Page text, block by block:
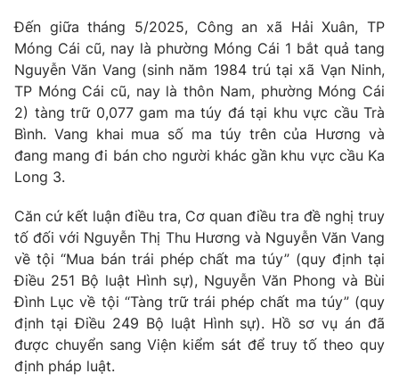
Email:
Liên hệ quảng cáo:
024-7300.7108
® Cấm sao chép dưới mọi hình thức nếu không có sự chấp
thuận bằng văn bản. Ghi rõ nguồn VTV.vn khi phát hành lại
thông tin từ website này.
Đến giữa tháng 5/2025, Công an xã Hải Xuân, TP
Móng Cái cũ, nay là phường Móng Cái 1 bắt quả tang
Nguyễn Văn Vang (sinh năm 1984 trú tại xã Vạn Ninh,
TP Móng Cái cũ, nay là thôn Nam, phường Móng Cái
2) tàng trữ 0,077 gam ma túy đá tại khu vực cầu Trà
Bình. Vang khai mua số ma túy trên của Hương và
đang mang đi bán cho người khác gần khu vực cầu Ka
Long 3.
Căn cứ kết luận điều tra, Cơ quan điều tra đề nghị truy
tố đối với Nguyễn Thị Thu Hương và Nguyễn Văn Vang
về tội “Mua bán trái phép chất ma túy” (quy định tại
Điều 251 Bộ luật Hình sự), Nguyễn Văn Phong và Bùi
Đình Lục về tội “Tàng trữ trái phép chất ma túy” (quy
định tại Điều 249 Bộ luật Hình sự). Hồ sơ vụ án đã
được chuyển sang Viện kiểm sát để truy tố theo quy
định pháp luật.